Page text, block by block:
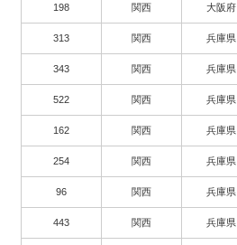
198 関西 大阪府
313 関西 兵庫県
343 関西 兵庫県
522 関西 兵庫県
162 関西 兵庫県
254 関西 兵庫県
96 関西 兵庫県
443 関西 兵庫県